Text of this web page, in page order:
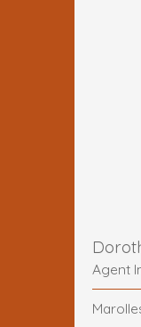
Agent